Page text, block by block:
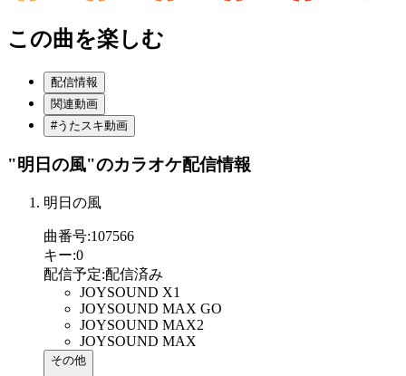
この曲を楽しむ
配信情報
関連動画
#うたスキ動画
"明日の風"のカラオケ配信情報
明日の風
曲番号:107566
キー:0
配信予定:配信済み
JOYSOUND X1
JOYSOUND MAX GO
JOYSOUND MAX2
JOYSOUND MAX
その他